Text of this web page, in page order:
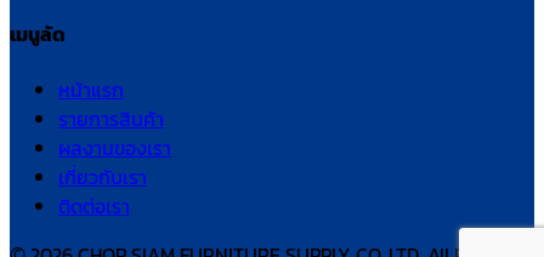
เมนูลัด
หน้าแรก
รายการสินค้า
ผลงานของเรา
เกี่ยวกับเรา
ติดต่อเรา